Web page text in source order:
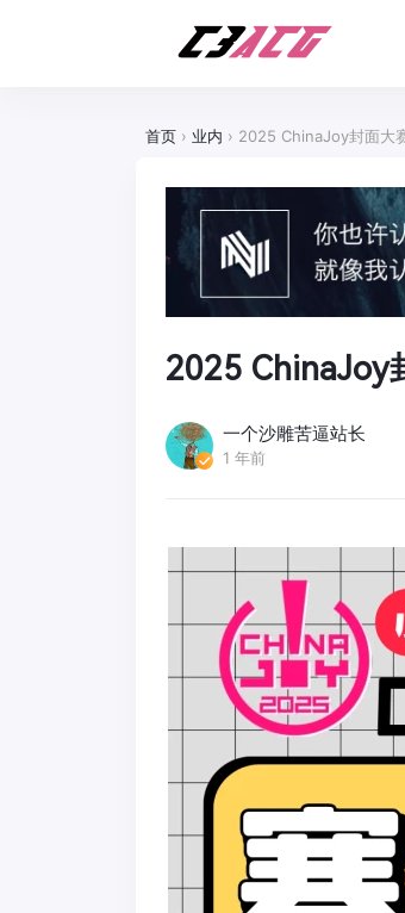
首页 › 业内 › 2025 ChinaJoy封面大
2025 ChinaJoy
一个沙雕苦逼站长
1 年前